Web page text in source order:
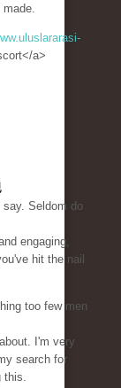
made.
a>
say. Seldom do
engaging,
hit the nail
too few men
I'm very
search for
this.